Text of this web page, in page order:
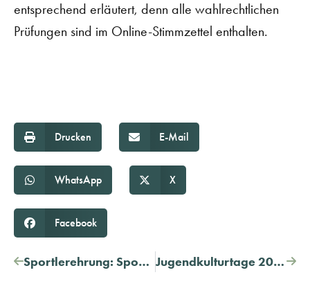
entsprechend erläutert, denn alle wahlrechtlichen
Prüfungen sind im Online-Stimmzettel enthalten.
Drucken E-Mail
WhatsApp X
Facebook
Sportlerehrung: Sportler des Jahres 2025 gesucht Jugendkulturtage 2026 – Es geht los